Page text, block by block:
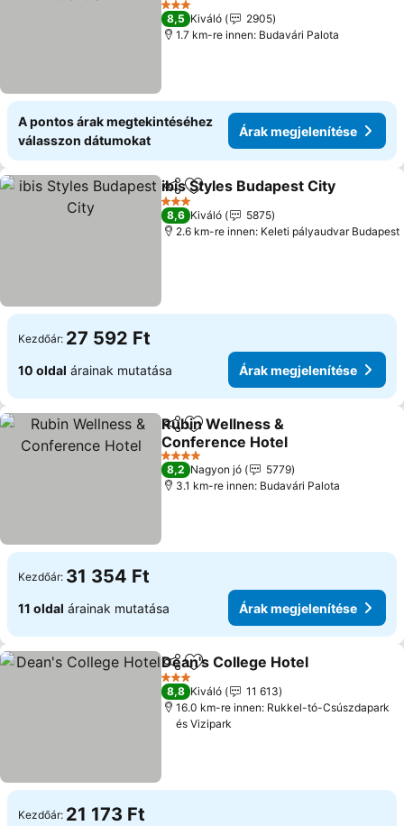
3 Kategória
8,5 Kiváló
2905
1.7 km-re innen: Budavári Palota
A pontos árak megtekintéséhez
válasszon dátumokat
Árak megjelenítése
Megosztás
Hozzáadás a kedvencekhez
ibis Styles Budapest City
3 Kategória
8,6 Kiváló
5875
2.6 km-re innen: Keleti pályaudvar Budapest
Kezdőár: 27 592 Ft
10 oldal árainak mutatása Árak megjelenítése
Megosztás
Hozzáadás a kedvencekhez
Rubin Wellness &
Conference Hotel
4 Kategória
8,2 Nagyon jó
5779
3.1 km-re innen: Budavári Palota
Kezdőár: 31 354 Ft
11 oldal árainak mutatása Árak megjelenítése
Megosztás
Hozzáadás a kedvencekhez
Dean's College Hotel
3 Kategória
8,8 Kiváló
11 613
16.0 km-re innen: Rukkel-tó-Csúszdapark
és Vizipark
Kezdőár: 21 173 Ft